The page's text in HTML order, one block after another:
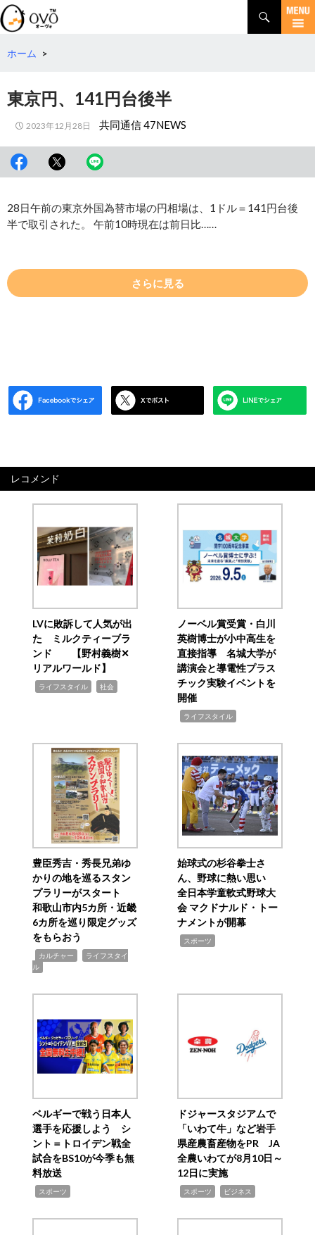
検
索
コ
テ
へ
ホーム >
東京円、141円台後半
2023年12月28日 共同通信 47NEWS
28日午前の東京外国為替市場の円相場は、1ドル＝141円台後
半で取引された。 午前10時現在は前日比……
さらに見る
レコメンド
LVに敗訴して人気が出
た ミルクティーブラ
ンド 【野村義樹✕
リアルワールド】
ライフスタイル 社会
ノーベル賞受賞・白川
英樹博士が小中高生を
直接指導 名城大学が
講演会と導電性プラス
チック実験イベントを
開催
ライフスタイル
豊臣秀吉・秀長兄弟ゆ
かりの地を巡るスタン
プラリーがスタート
和歌山市内5カ所・近畿
6カ所を巡り限定グッズ
をもらおう
カルチャー
ライフスタイ
ル
始球式の杉谷拳士さ
ん、野球に熱い思い
全日本学童軟式野球大
会 マクドナルド・トー
ナメントが開幕
スポーツ
ベルギーで戦う日本人
選手を応援しよう シ
ント＝トロイデン戦全
試合をBS10が今季も無
料放送
スポーツ
ドジャースタジアムで
「いわて牛」など岩手
県産農畜産物をPR JA
全農いわてが8月10日～
12日に実施
スポーツ ビジネス